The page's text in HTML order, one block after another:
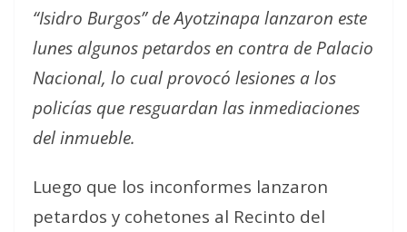
“Isidro Burgos” de Ayotzinapa lanzaron este
lunes algunos petardos en contra de Palacio
Nacional, lo cual provocó lesiones a los
policías que resguardan las inmediaciones
del inmueble.
Luego que los inconformes lanzaron
petardos y cohetones al Recinto del